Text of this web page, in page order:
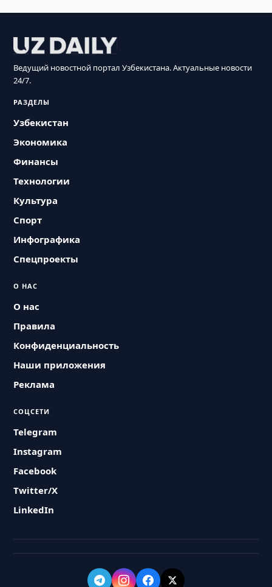
Ведущий новостной портал Узбекистана. Актуальные новости
24/7.
РАЗДЕЛЫ
Узбекистан
Экономика
Финансы
Технологии
Культура
Спорт
Инфографика
Спецпроекты
О НАС
О нас
Правила
Конфиденциальность
Наши приложения
Реклама
СОЦСЕТИ
Telegram
Instagram
Facebook
Twitter/X
LinkedIn